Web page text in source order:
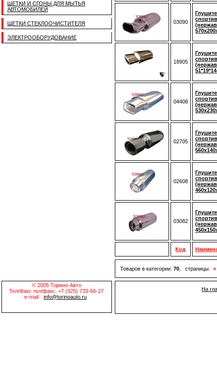
ЩЕТКИ И СГОНЫ ДЛЯ МЫТЬЯ
АВТОМОБИЛЕЙ
ЩЕТКИ СТЕКЛООЧИСТИТЕЛЯ
ЭЛЕКТРООБОРУДОВАНИЕ
03090
18905
04408
02705
02608
03082
Код
Товаров в категории: 70 , страницы: »
© 2005 Торино-Авто
Тел/Факс тел/факс: +7 (925) 733-66-27
e-mail:
info@torinoauto.ru
На